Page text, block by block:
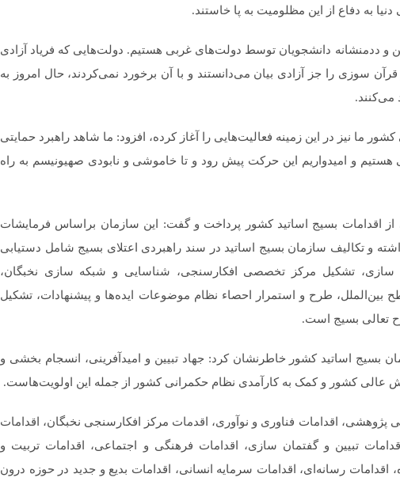
به دفاع از این مظلومیت به پا خاستند.
و ددمنشانه دانشجویان توسط دولت‌های غربی هستیم. دولت‌هایی که فریاد آزادی
سوزی را جز آزادی بیان می‌دانستند و با آن برخورد نمی‌کردند، حال امروز به
می‌کنند.
کشور ما نیز در این زمینه فعالیت‌هایی را آغاز کرده، افزود: ما شاهد راهبرد حمایتی
و امیدواریم این حرکت پیش رود و تا خاموشی و نابودی صهیونیسم به راه
از اقدامات بسیج اساتید کشور پرداخت و گفت: این سازمان براساس فرمایشات
و تکالیف سازمان بسیج اساتید در سند راهبردی اعتلای بسیج شامل دستیابی
سازی، تشکیل مرکز تخصصی افکارسنجی، شناسایی و شبکه سازی نخبگان،
بین‌الملل، طرح و استمرار احصاء نظام موضوعات ایده‌ها و پیشنهادات، تشکیل
تعالی بسیج است.
بسیج اساتید کشور خاطرنشان کرد: جهاد تبیین و امیدآفرینی، انسجام بخشی و
عالی کشور و کمک به کارآمدی نظام حکمرانی کشور از جمله این اولویت‌هاست.
پژوهشی، اقدامات فناوری و نوآوری، اقدمات مرکز افکارسنجی نخبگان، اقدامات
تبیین و گفتمان سازی، اقدامات فرهنگی و اجتماعی، اقدامات تربیت و
اقدامات رسانه‌ای، اقدامات سرمایه انسانی، اقدامات بدیع و جدید در حوزه درون